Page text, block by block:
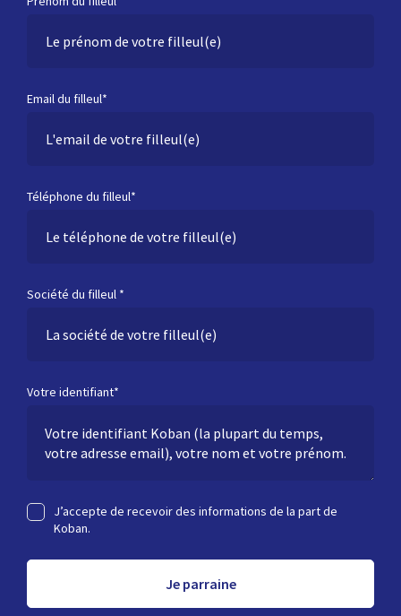
Email du filleul*
Téléphone du filleul*
Société du filleul *
Votre identifiant*
J’accepte de recevoir des informations de la part de
Koban.
Je parraine